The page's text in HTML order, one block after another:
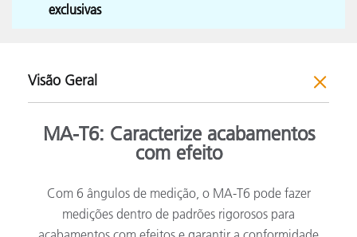
exclusivas
Visão Geral
MA-T6: Caracterize acabamentos
com efeito
Com 6 ângulos de medição, o MA-T6 pode fazer
medições dentro de padrões rigorosos para